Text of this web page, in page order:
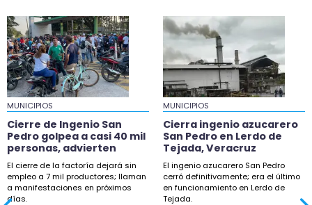
Cierra ingenio azucarero San Pedro en Lerdo de
Tejada, Veracruz
16:28
Mueren dos jóvenes ahogados en río de
Tezonapa
15:11
Matan al influencer César Gastélum en
transmisión en Culiacán
4:30
Bochorno y lluvias, el pronóstico para Veracruz
MUNICIPIOS
Cierre de Ingenio San
Pedro golpea a casi 40 mil
personas, advierten
El cierre de la factoría dejará sin
empleo a 7 mil productores; llaman
a manifestaciones en próximos
días.
MUNICIPIOS
Cierra ingenio azucarero
San Pedro en Lerdo de
Tejada, Veracruz
El ingenio azucarero San Pedro
cerró definitivamente; era el último
en funcionamiento en Lerdo de
Tejada.